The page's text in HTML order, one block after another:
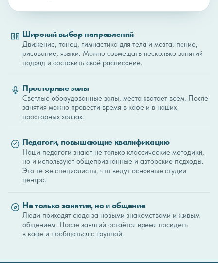
Широкий выбор направлений
Движение, танец, гимнастика для тела и мозга, пение,
рисование, языки. Можно совмещать несколько занятий
подряд и составить своё расписание.
Просторные залы
Светлые оборудованные залы, места хватает всем. После
занятия можно провести время в кафе и в наших
просторных холлах.
Педагоги, повышающие квалификацию
Наши педагоги знают не только классические методики,
но и используют общепризнанные и авторские подходы.
Это те же специалисты, что ведут основные студии
центра.
Не только занятия, но и общение
Люди приходят сюда за новыми знакомствами и живым
общением. После занятий остаётся время посидеть
в кафе и пообщаться с группой.